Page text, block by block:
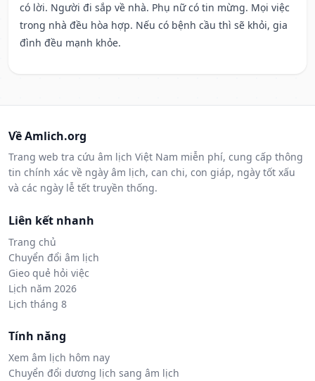
có lời. Người đi sắp về nhà. Phụ nữ có tin mừng. Mọi việc
trong nhà đều hòa hợp. Nếu có bệnh cầu thì sẽ khỏi, gia
đình đều mạnh khỏe.
Về Amlich.org
Trang web tra cứu âm lịch Việt Nam miễn phí, cung cấp thông
tin chính xác về ngày âm lịch, can chi, con giáp, ngày tốt xấu
và các ngày lễ tết truyền thống.
Liên kết nhanh
Trang chủ
Chuyển đổi âm lịch
Gieo quẻ hỏi việc
Lịch năm 2026
Lịch tháng 8
Tính năng
Xem âm lịch hôm nay
Chuyển đổi dương lịch sang âm lịch